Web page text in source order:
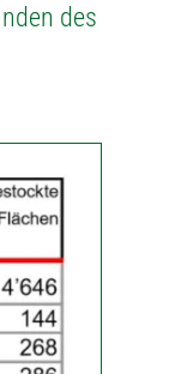
des